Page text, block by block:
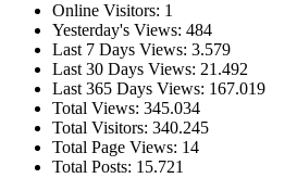
Online Visitors: 1
Yesterday's Views: 484
Last 7 Days Views: 3.579
Last 30 Days Views: 21.492
Last 365 Days Views: 167.019
Total Views: 345.034
Total Visitors: 340.245
Total Page Views: 14
Total Posts: 15.721